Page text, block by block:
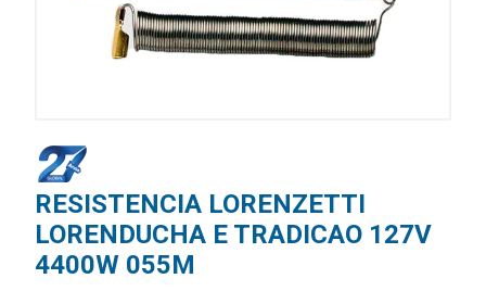
RESISTENCIA LORENZETTI
LORENDUCHA E TRADICAO 127V
4400W 055M